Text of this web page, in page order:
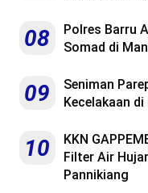
08
Polres Barru
Somad di
09
Seniman
Kecelakaan di
10
KKN
Filter Air
Pannikiang